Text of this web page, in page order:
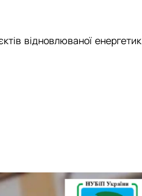
відновлюваної